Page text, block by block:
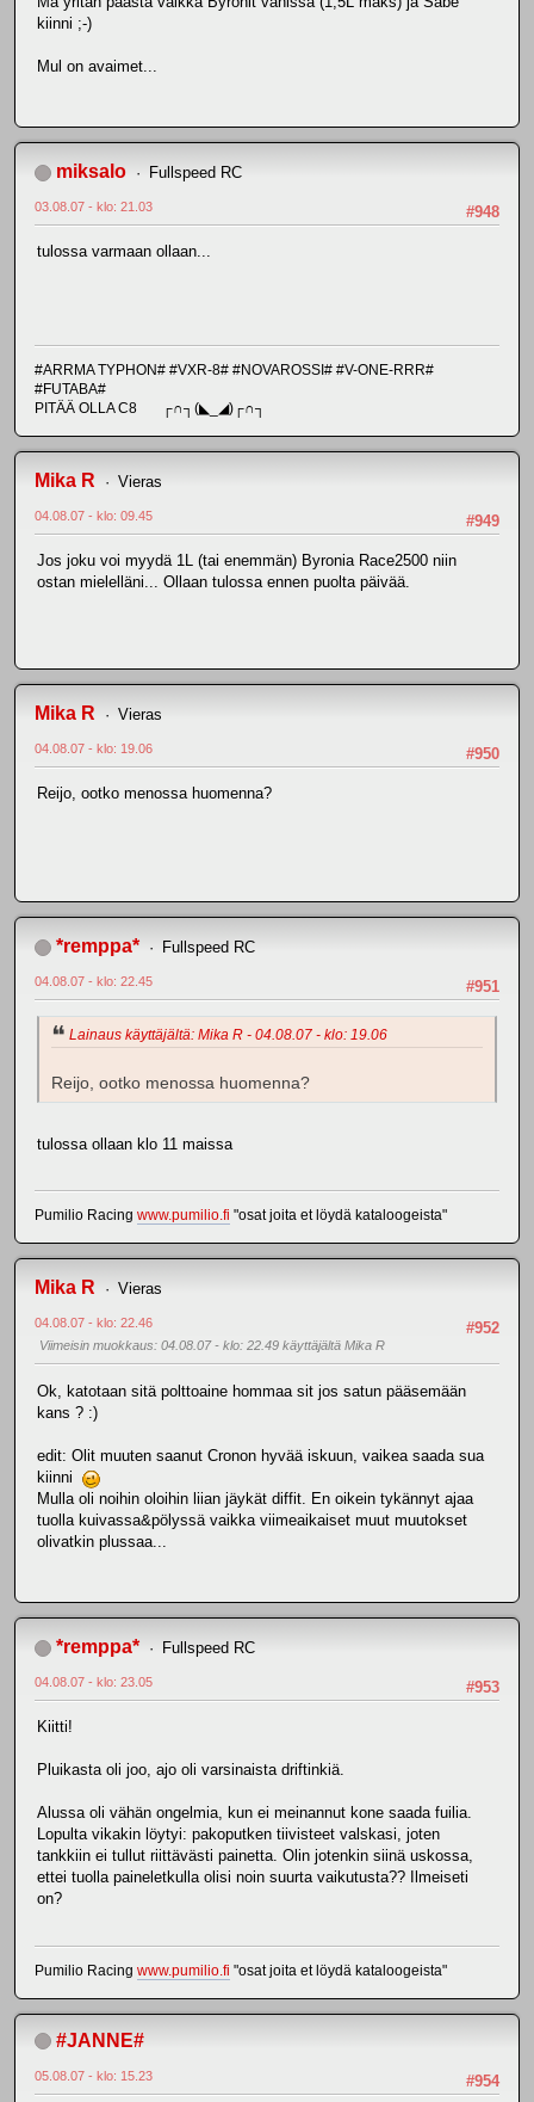
kiinni ;-)
Mul on avaimet...
miksalo Fullspeed RC
#948
03.08.07 - klo: 21.03
tulossa varmaan ollaan...
#ARRMA TYPHON# #VXR-8# #NOVAROSSI# #V-ONE-RRR#
#FUTABA#
PITÄÄ OLLA C8 ┌∩┐(◣_◢)┌∩┐
Mika R Vieras
#949
04.08.07 - klo: 09.45
Jos joku voi myydä 1L (tai enemmän) Byronia Race2500 niin
ostan mielelläni... Ollaan tulossa ennen puolta päivää.
Mika R Vieras
#950
04.08.07 - klo: 19.06
Reijo, ootko menossa huomenna?
*remppa* Fullspeed RC
#951
04.08.07 - klo: 22.45
Lainaus käyttäjältä: Mika R - 04.08.07 - klo: 19.06
Reijo, ootko menossa huomenna?
tulossa ollaan klo 11 maissa
Pumilio Racing www.pumilio.fi "osat joita et löydä kataloogeista"
Mika R Vieras
#952
04.08.07 - klo: 22.46
Viimeisin muokkaus: 04.08.07 - klo: 22.49 käyttäjältä Mika R
Ok, katotaan sitä polttoaine hommaa sit jos satun pääsemään
kans ? :)
edit: Olit muuten saanut Cronon hyvää iskuun, vaikea saada sua
kiinni
Mulla oli noihin oloihin liian jäykät diffit. En oikein tykännyt ajaa
tuolla kuivassa&pölyssä vaikka viimeaikaiset muut muutokset
olivatkin plussaa...
*remppa* Fullspeed RC
#953
04.08.07 - klo: 23.05
Kiitti!
Pluikasta oli joo, ajo oli varsinaista driftinkiä.
Alussa oli vähän ongelmia, kun ei meinannut kone saada fuilia.
Lopulta vikakin löytyi: pakoputken tiivisteet valskasi, joten
tankkiin ei tullut riittävästi painetta. Olin jotenkin siinä uskossa,
ettei tuolla paineletkulla olisi noin suurta vaikutusta?? Ilmeiseti
on?
Pumilio Racing www.pumilio.fi "osat joita et löydä kataloogeista"
#JANNE#
#954
05.08.07 - klo: 15.23